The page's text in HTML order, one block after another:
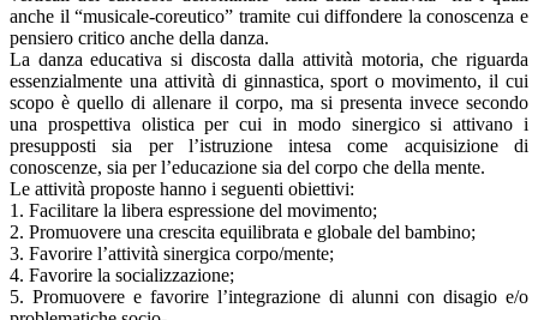
anche il “musicale-coreutico” tramite cui diffondere la conoscenza e
pensiero critico anche della danza.
La danza educativa si discosta dalla attività motoria, che riguarda
essenzialmente una attività di ginnastica, sport o movimento, il cui
scopo è quello di allenare il corpo, ma si presenta invece secondo
una prospettiva olistica per cui in modo sinergico si attivano i
presupposti sia per l’istruzione intesa come acquisizione di
conoscenze, sia per l’educazione sia del corpo che della mente.
Le attività proposte hanno i seguenti obiettivi:
1. Facilitare la libera espressione del movimento;
2. Promuovere una crescita equilibrata e globale del bambino;
3. Favorire l’attività sinergica corpo/mente;
4. Favorire la socializzazione;
5. Promuovere e favorire l’integrazione di alunni con disagio e/o